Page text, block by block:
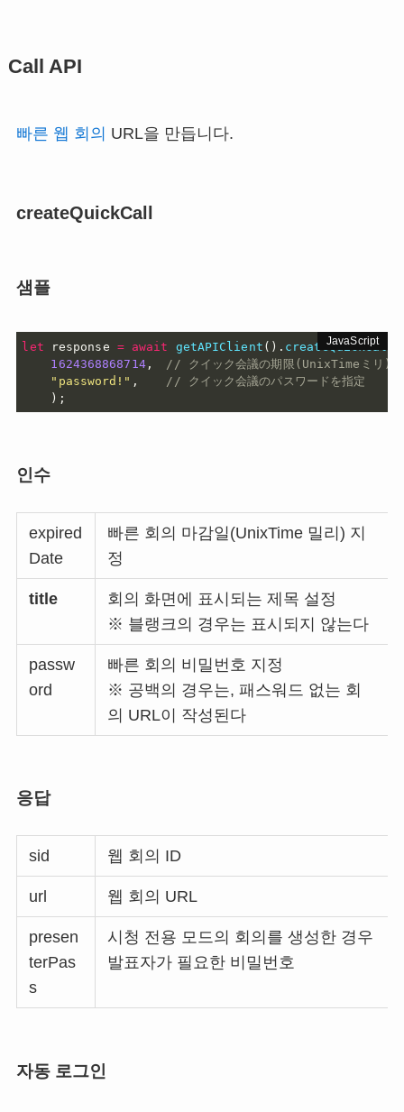
Call API
빠른 웹 회의 URL을 만듭니다.
createQuickCall
샘플
let response = await getAPIClient ( ) . createQuickCall
1624368868714,
// クイック会議の期限(UnixTimeミリ)
"password!" ,
// クイック会議のパスワードを指定
) ;
인수
expired
Date
빠른 회의 마감일(UnixTime 밀리) 지
정
title
회의 화면에 표시되는 제목 설정
※ 블랭크의 경우는 표시되지 않는다
passw
ord
빠른 회의 비밀번호 지정
※ 공백의 경우는, 패스워드 없는 회
의 URL이 작성된다
응답
sid 웹 회의 ID
url 웹 회의 URL
presen
terPas
s
시청 전용 모드의 회의를 생성한 경우
발표자가 필요한 비밀번호
자동 로그인